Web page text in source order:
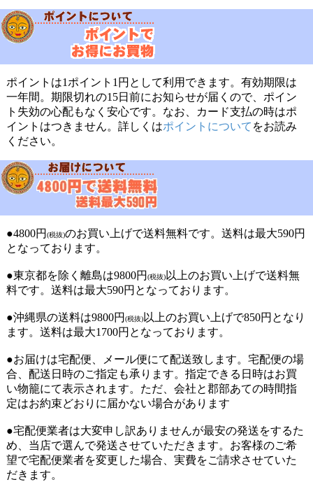
ポイントは1ポイント1円として利用できます。有効期限は
一年間。期限切れの15日前にお知らせが届くので、ポイン
ト失効の心配もなく安心です。なお、カード支払の時はポ
イントはつきません。詳しくはポイントについて をお読み
ください。
●4800円 (税抜)のお買い上げで送料無料です。送料は最大590円
となっております。
●東京都を除く離島は9800円 (税抜)以上のお買い上げで送料無
料です。送料は最大590円となっております。
●沖縄県の送料は9800円 (税抜)以上のお買い上げで850円となり
ます。送料は最大1700円となっております。
●お届けは宅配便、メール便にて配送致します。宅配便の場
合、配送日時のご指定も承ります。指定できる日時はお買
い物籠にて表示されます。ただ、会社と郡部あての時間指
定はお約束どおりに届かない場合があります
●宅配便業者は大変申し訳ありませんが最安の発送をするた
め、当店で選んで発送させていただきます。お客様のご希
望で宅配便業者を変更した場合、実費をご請求させていた
だきます。